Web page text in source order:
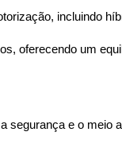
incluindo
oferecendo um
segurança e o meio